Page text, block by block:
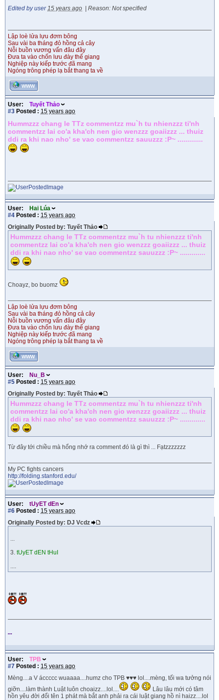
Edited by user 15 years ago Reason: Not specified
Lập loè lửa lựu đơm bông
Sau vài ba tháng đỏ hồng cả cây
Nỗi buồn vương vấn đâu đây
Đưa ta vào chốn lưu đày thế giang
Nghiệp này kiếp trước đã mang
Ngóng trông phép lạ bắt thang ta về
WWW
User:
Tuyết Thảo
#3 Posted : 15 years ago
Hummzzz chang le TTz commentzz mu`h tu nhienzzz ti'nh
commentzz lai co'a kha'ch nen gio wenzzz goaiizzz ... thuiz
ddi ra khi nao nho' se vao commentzz sauuzzz :P~ .............
User:
Hai Lúa
#4 Posted : 15 years ago
Originally Posted by: Tuyết Thảo
Hummzzz chang le TTz commentzz mu`h tu nhienzzz ti'nh
commentzz lai co'a kha'ch nen gio wenzzz goaiizzz ... thuiz
ddi ra khi nao nho' se vao commentzz sauuzzz :P~ .............
Choayz, bo buomz
Lập loè lửa lựu đơm bông
Sau vài ba tháng đỏ hồng cả cây
Nỗi buồn vương vấn đâu đây
Đưa ta vào chốn lưu đày thế giang
Nghiệp này kiếp trước đã mang
Ngóng trông phép lạ bắt thang ta về
WWW
User:
Nu_B
#5 Posted : 15 years ago
Originally Posted by: Tuyết Thảo
Hummzzz chang le TTz commentzz mu`h tu nhienzzz ti'nh
commentzz lai co'a kha'ch nen gio wenzzz goaiizzz ... thuiz
ddi ra khi nao nho' se vao commentzz sauuzzz :P~ .............
Từ đây tới chiều mà hổng nhớ ra comment đó là gì thì ... Fạtzzzzzzz
My PC fights cancers
http://folding.stanford.edu/
User:
tUyET dEn
#6 Posted : 15 years ago
Originally Posted by: DJ Vcdz
...
3. tUyET dEN tHuI
....
...
User:
TPB
#7 Posted : 15 years ago
Mèng....a V áccccc wuaaaa....humz cho TPB ♥♥♥ lol....mèng, tối wa tưởng nói
giỡn....làm thành Luật luôn choaizz....lol....
Lâu lâu mới có tâm
hồn yêu đời đổi tên 1 phát mà bắt anh phải ra cái luật giang hồ nì haizz....lol